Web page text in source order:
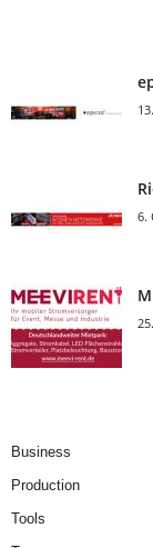
6.
Business
Production
Tools